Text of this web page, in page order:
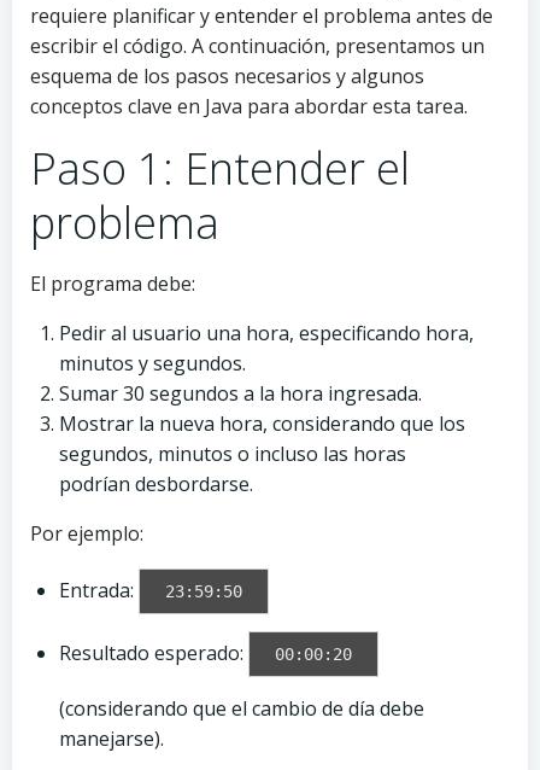
requiere planificar y entender el problema antes de
escribir el código. A continuación, presentamos un
esquema de los pasos necesarios y algunos
conceptos clave en Java para abordar esta tarea.
Paso 1: Entender el
problema
El programa debe:
Pedir al usuario una hora, especificando hora,
minutos y segundos.
Sumar 30 segundos a la hora ingresada.
Mostrar la nueva hora, considerando que los
segundos, minutos o incluso las horas
podrían desbordarse.
Por ejemplo:
Entrada: 23:59:50
Resultado esperado: 00:00:20
(considerando que el cambio de día debe
manejarse).